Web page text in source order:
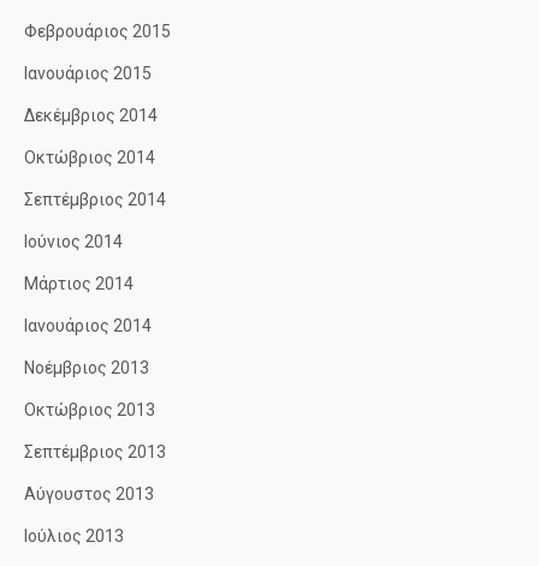
Φεβρουάριος 2015
Ιανουάριος 2015
Δεκέμβριος 2014
Οκτώβριος 2014
Σεπτέμβριος 2014
Ιούνιος 2014
Μάρτιος 2014
Ιανουάριος 2014
Νοέμβριος 2013
Οκτώβριος 2013
Σεπτέμβριος 2013
Αύγουστος 2013
Ιούλιος 2013